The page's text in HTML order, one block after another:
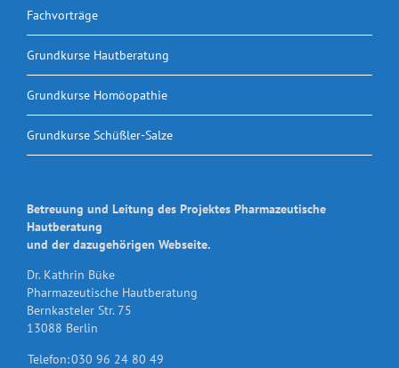
Fachvorträge
Grundkurse Hautberatung
Grundkurse Homöopathie
Grundkurse Schüßler-Salze
Betreuung und Leitung des Projektes Pharmazeutische
Hautberatung
und der dazugehörigen Webseite.
Dr. Kathrin Büke
Pharmazeutische Hautberatung
Bernkasteler Str. 75
13088 Berlin
Telefon:030 96 24 80 49